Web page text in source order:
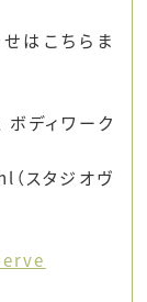
はこちらま
ディワーク
スタジオヴ